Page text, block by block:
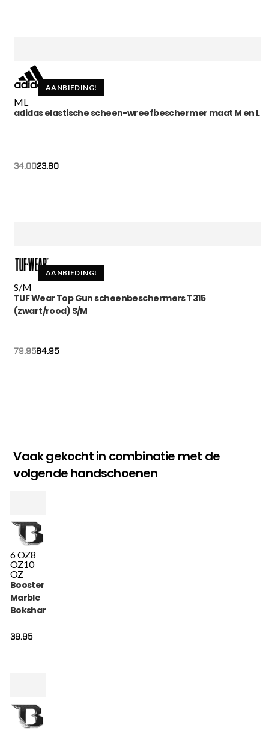
AANBIEDING!
ML
adidas elastische scheen-wreefbeschermer maat M en L
34.0023.80
AANBIEDING!
S/M
TUF Wear Top Gun scheenbeschermers T315
(zwart/rood) S/M
79.95
Oorspronkelijke
prijs
64.95
Huidige
prijs
Vaak gekocht in combinatie met de
volgende handschoenen
6 OZ8
OZ10
OZ
Booster Youth
Marble
Bokshandschoenen
PINK)
39.95